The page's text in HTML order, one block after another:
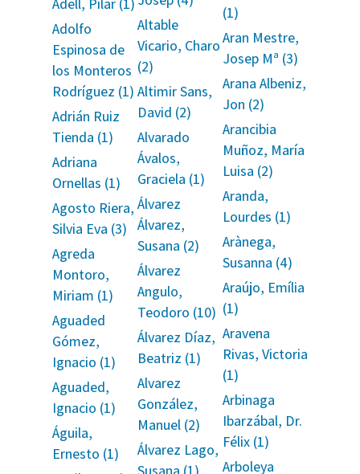
Adolfo
Espinosa de
los Monteros
Rodríguez (1)
Adrián Ruiz
Tienda (1)
Adriana
Ornellas (1)
Agosto Riera,
Silvia Eva (3)
Agreda
Montoro,
Miriam (1)
Aguaded
Gómez,
Ignacio (1)
Aguaded,
Ignacio (1)
Águila,
Ernesto (1)
Altable
Vicario, Charo
(2)
Altimir Sans,
David (2)
Alvarado
Ávalos,
Graciela (1)
Álvarez
Álvarez,
Susana (2)
Álvarez
Angulo,
Teodoro (10)
Álvarez Díaz,
Beatriz (1)
Alvarez
González,
Manuel (2)
Álvarez Lago,
(1)
Aran Mestre,
Josep Mª (3)
Arana Albeniz,
Jon (2)
Arancibia
Muñoz, María
Luisa (2)
Aranda,
Lourdes (1)
Arànega,
Susanna (4)
Araújo, Emília
(1)
Aravena
Rivas, Victoria
(1)
Arbinaga
Ibarzábal, Dr.
Félix (1)
Arboleya